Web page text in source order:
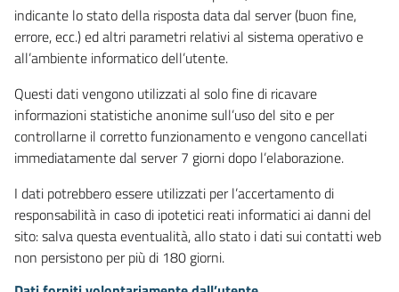
indicante lo stato della risposta data dal server (buon fine,
errore, ecc.) ed altri parametri relativi al sistema operativo e
all’ambiente informatico dell’utente.
Questi dati vengono utilizzati al solo fine di ricavare
informazioni statistiche anonime sull’uso del sito e per
controllarne il corretto funzionamento e vengono cancellati
immediatamente dal server 7 giorni dopo l’elaborazione.
I dati potrebbero essere utilizzati per l’accertamento di
responsabilità in caso di ipotetici reati informatici ai danni del
sito: salva questa eventualità, allo stato i dati sui contatti web
non persistono per più di 180 giorni.